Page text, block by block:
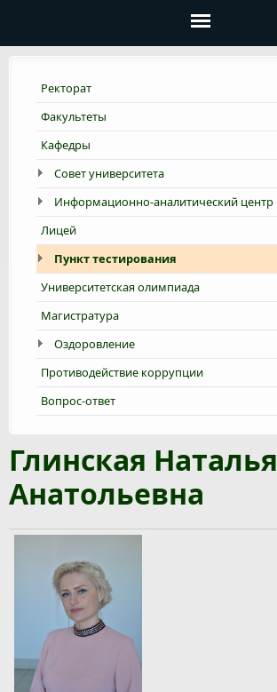
Ректорат
Факультеты
Кафедры
Совет университета
Информационно-аналитический центр
Лицей
Пункт тестирования
Университетская олимпиада
Магистратура
Оздоровление
Противодействие коррупции
Вопрос-ответ
Глинская Наталья
Анатольевна